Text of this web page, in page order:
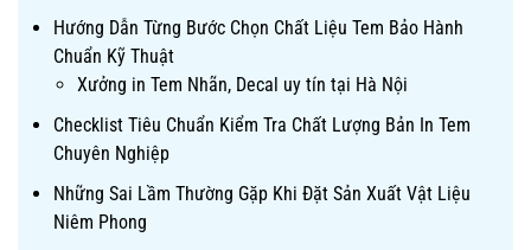
Hướng Dẫn Từng Bước Chọn Chất Liệu Tem Bảo Hành
Chuẩn Kỹ Thuật
Xưởng in Tem Nhãn, Decal uy tín tại Hà Nội
Checklist Tiêu Chuẩn Kiểm Tra Chất Lượng Bản In Tem
Chuyên Nghiệp
Những Sai Lầm Thường Gặp Khi Đặt Sản Xuất Vật Liệu
Niêm Phong